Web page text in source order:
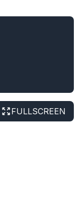
FULLSCREEN